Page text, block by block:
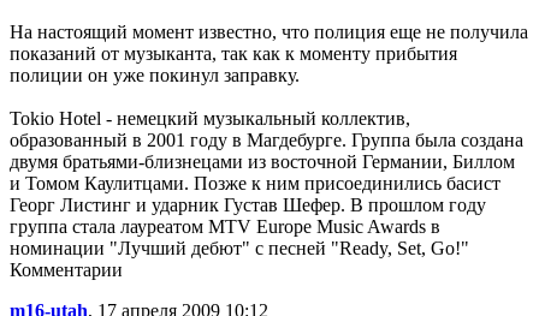
На настоящий момент известно, что полиция еще не получила
показаний от музыканта, так как к моменту прибытия
полиции он уже покинул заправку.
Tokio Hotel - немецкий музыкальный коллектив,
образованный в 2001 году в Магдебурге. Группа была создана
двумя братьями-близнецами из восточной Германии, Биллом
и Томом Каулитцами. Позже к ним присоединились басист
Георг Листинг и ударник Густав Шефер. В прошлом году
группа стала лауреатом MTV Europe Music Awards в
номинации "Лучший дебют" с песней "Ready, Set, Go!"
Комментарии
m16-utah, 17 апреля 2009 10:12